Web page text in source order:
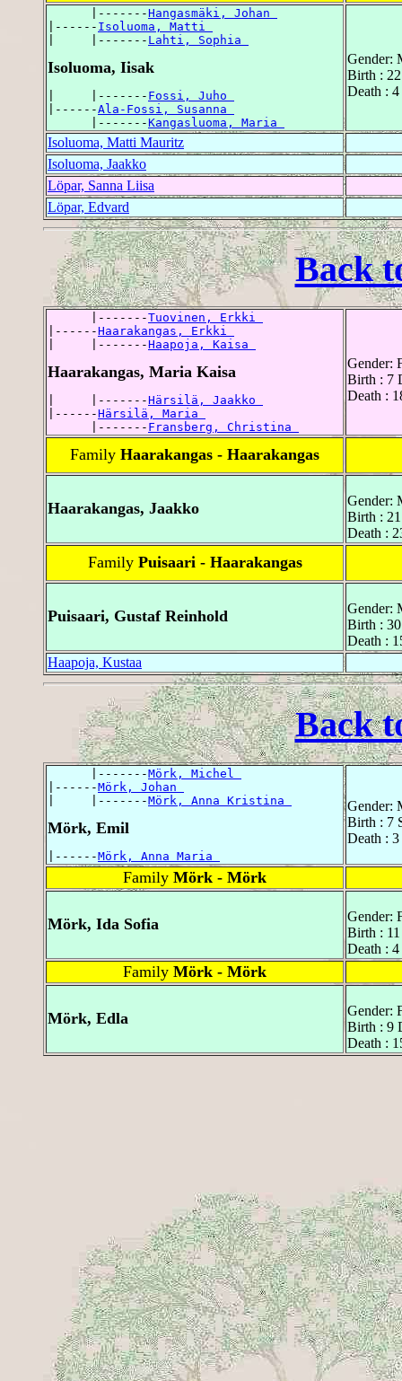
      |-------
Hangasmäki, Johan
|------ Isoluoma, Matti
|     |------- Lahti, Sophia
Isoluoma, Iisak
|     |------- Fossi, Juho
|------Ala-Fossi, Susanna
      |-------
Kangasluoma, Maria
Gender:
Birth :
Death :
Isoluoma, Matti Mauritz
Isoluoma, Jaakko
Löpar, Sanna Liisa
Löpar, Edvard
Back
      |-------
Tuovinen, Erkki
|------Haarakangas, Erkki
|     |-------Haapoja, Kaisa
Haarakangas, Maria Kaisa
|     |-------Härsilä, Jaakko
|------Härsilä, Maria
      |-------
Fransberg, Christina
Gender:
Birth : 7
Death :
Family Haarakangas - Haarakangas
Haarakangas, Jaakko
Gender:
Birth :
Death :
Family Puisaari - Haarakangas
Puisaari, Gustaf Reinhold
Gender:
Birth :
Death :
Haapoja, Kustaa
Back
      |-------
Mörk, Michel
|------Mörk, Johan
|     |-------Mörk, Anna Kristina
Mörk, Emil
|------Mörk, Anna Maria
Gender:
Birth : 7
Death :
Family Mörk - Mörk
Mörk, Ida Sofia
Gender:
Birth :
Death :
Family Mörk - Mörk
Mörk, Edla
Gender:
Birth : 9
Death :